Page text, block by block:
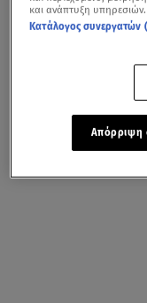
και ανάπτυξη υπηρεσιών.
Κατάλογος συνεργατών
Απόρριψη